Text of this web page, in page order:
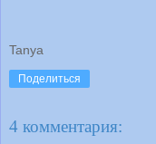
Tanya
Поделиться
4 комментария: